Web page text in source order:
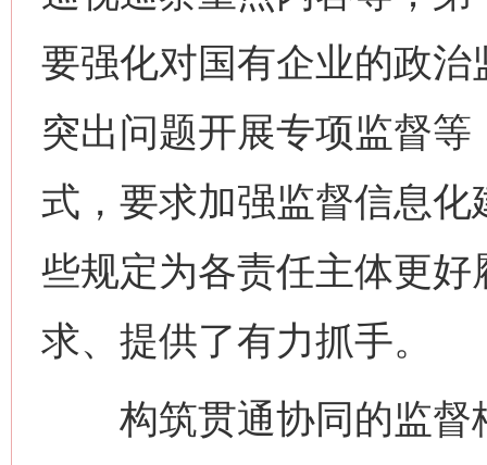
要强化对国有企业的政
突出问题开展专项监督
式，要求加强监督信息
些规定为各责任主体更
求、提供了有力抓手。
构筑贯通协同的监督